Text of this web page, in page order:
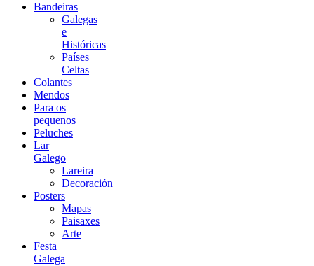
Bandeiras
Galegas
e
Históricas
Países
Celtas
Colantes
Mendos
Para os
pequenos
Peluches
Lar
Galego
Lareira
Decoración
Posters
Mapas
Paisaxes
Arte
Festa
Galega